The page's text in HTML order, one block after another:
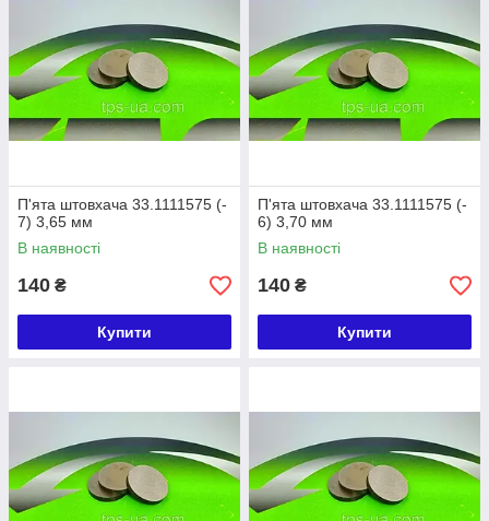
П'ята штовхача 33.1111575 (-
7) 3,65 мм
В наявності
140 ₴
Купити
П'ята штовхача 33.1111575 (-
6) 3,70 мм
В наявності
140 ₴
Купити